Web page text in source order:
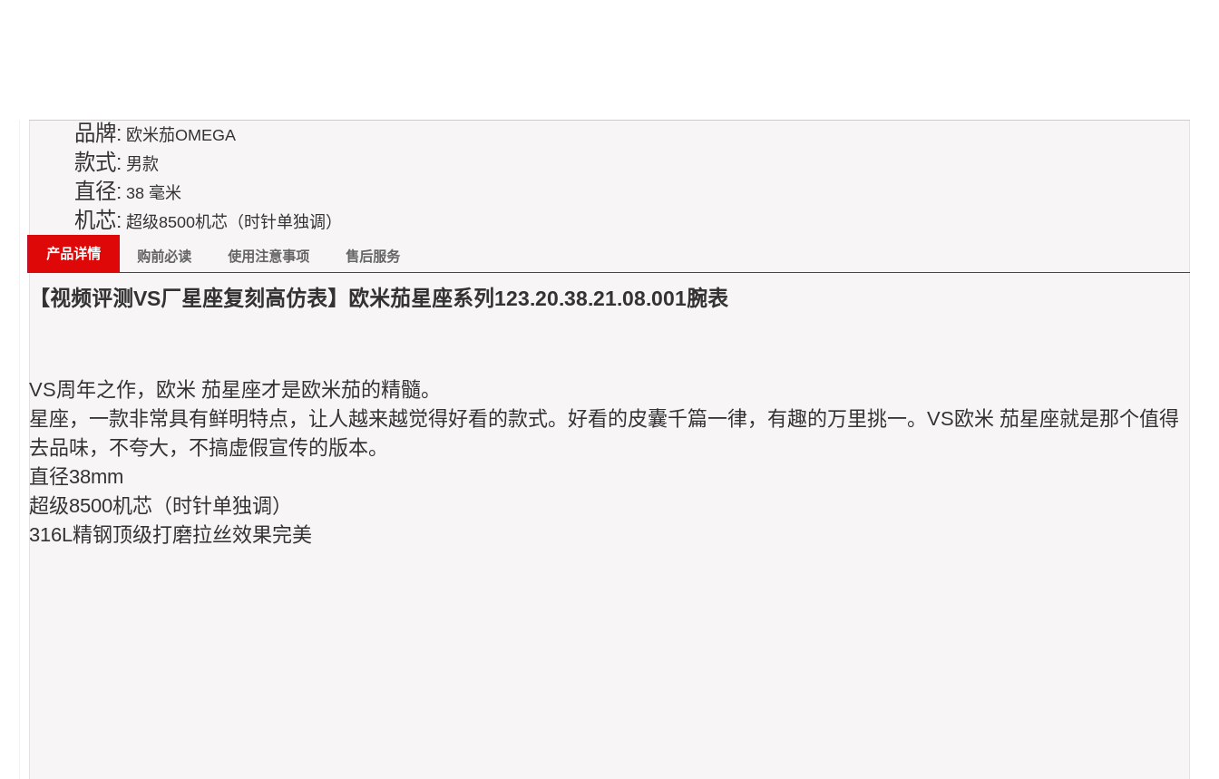
品牌: 欧米茄OMEGA
款式: 男款
直径: 38 毫米
机芯: 超级8500机芯（时针单独调）
产品详情 购前必读 使用注意事项 售后服务
【视频评测VS厂星座复刻高仿表】欧米茄星座系列123.20.38.21.08.001腕表
VS周年之作，欧米 茄星座才是欧米茄的精髓。
星座，一款非常具有鲜明特点，让人越来越觉得好看的款式。好看的皮囊千篇一律，有趣的万里挑一。VS欧米 茄星座就是那个值得
去品味，不夸大，不搞虚假宣传的版本。
直径38mm
超级8500机芯（时针单独调）
316L精钢顶级打磨拉丝效果完美